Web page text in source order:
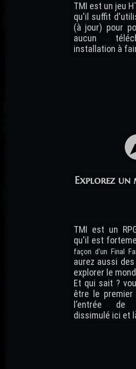
TMI est un jeu
qu'il suffit
(à jour) pour
aucun
installation à
Explorez un
TMI est un
qu'il est
façon d'un Final
aurez aussi
explorer le
Et qui sait ?
être le
l'entrée de
dissimulé ici et